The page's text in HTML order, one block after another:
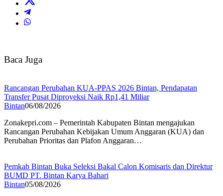
Baca Juga
Rancangan Perubahan KUA-PPAS 2026 Bintan, Pendapatan
Transfer Pusat Diproyeksi Naik Rp1,41 Miliar
Bintan06/08/2026
Zonakepri.com – Pemerintah Kabupaten Bintan mengajukan
Rancangan Perubahan Kebijakan Umum Anggaran (KUA) dan
Perubahan Prioritas dan Plafon Anggaran…
Pemkab Bintan Buka Seleksi Bakal Calon Komisaris dan Direktur
BUMD PT. Bintan Karya Bahari
Bintan05/08/2026